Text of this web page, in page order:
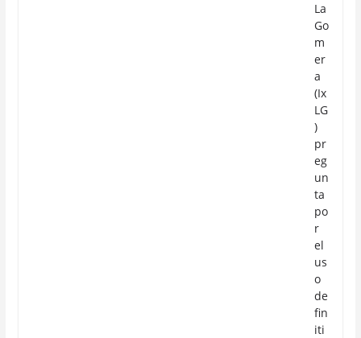
La
Go
m
er
a
(Ix
LG
)
pr
eg
un
ta
po
r
el
us
o
de
fin
iti